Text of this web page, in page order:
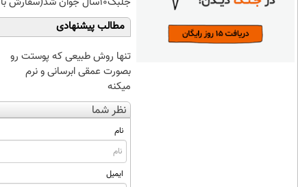
مطالب پیشنهادی
تنها روش طبیعی که پوستت رو
بصورت عمقی ابرسانی و نرم
میکنه
نظر شما
نام
ایمیل